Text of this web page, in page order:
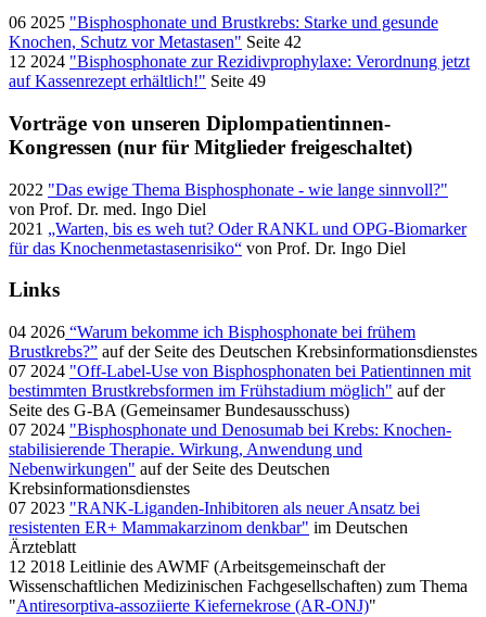
06 2025 "Bisphosphonate und Brustkrebs: Starke und gesunde
Knochen, Schutz vor Metastasen" Seite 42
12 2024 "Bisphosphonate zur Rezidivprophylaxe: Verordnung jetzt
auf Kassenrezept erhältlich!" Seite 49
Vorträge von unseren Diplompatientinnen-
Kongressen (nur für Mitglieder freigeschaltet)
2022 "Das ewige Thema Bisphosphonate - wie lange sinnvoll?"
von Prof. Dr. med. Ingo Diel
2021 „Warten, bis es weh tut? Oder RANKL und OPG-Biomarker
für das Knochenmetastasenrisiko“ von Prof. Dr. Ingo Diel
Links
04 2026 “Warum bekomme ich Bisphosphonate bei frühem
Brustkrebs?” auf der Seite des Deutschen Krebsinformationsdienstes
07 2024 "Off-Label-Use von Bisphosphonaten bei Patientinnen mit
bestimmten Brustkrebsformen im Frühstadium möglich" auf der
Seite des G-BA (Gemeinsamer Bundesausschuss)
07 2024 "Bisphosphonate und Denosumab bei Krebs: Knochen-
stabilisierende Therapie. Wirkung, Anwendung und
Nebenwirkungen" auf der Seite des Deutschen
Krebsinformationsdienstes
07 2023 "RANK-Liganden-Inhibitoren als neuer Ansatz bei
resistenten ER+ Mammakarzinom denkbar" im Deutschen
Ärzteblatt
12 2018 Leitlinie des AWMF (Arbeitsgemeinschaft der
Wissenschaftlichen Medizinischen Fachgesellschaften) zum Thema
"Antiresorptiva-assoziierte Kiefernekrose (AR-ONJ)"